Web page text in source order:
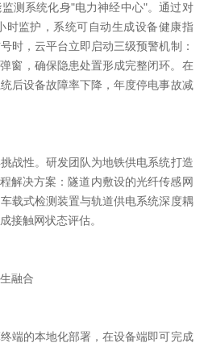
监测系统化身"电力神经中心"。通过对
时监护，系统可自动生成设备健康指
时，云平台立即启动三级预警机制：
窗，确保隐患处置形成完整闭环。 在
后设备故障率下降，年度停电事故减
战性。研发团队为地铁供电系统打造
解决方案：隧道内敷设的光纤传感网
载式检测装置与轨道供电系统深度耦
接触网状态评估。
融合
端的本地化部署，在设备端即可完成